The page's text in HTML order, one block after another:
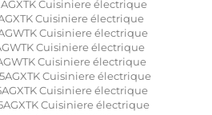
Cuisiniere électrique
Cuisiniere électrique
Cuisiniere électrique
Cuisiniere électrique
Cuisiniere électrique
Cuisiniere électrique
Cuisiniere électrique
Cuisiniere électrique